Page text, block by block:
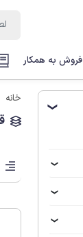
فروش به همکار
❯
خانه